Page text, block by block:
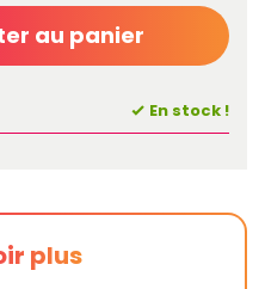
au panier
En stock !
plus